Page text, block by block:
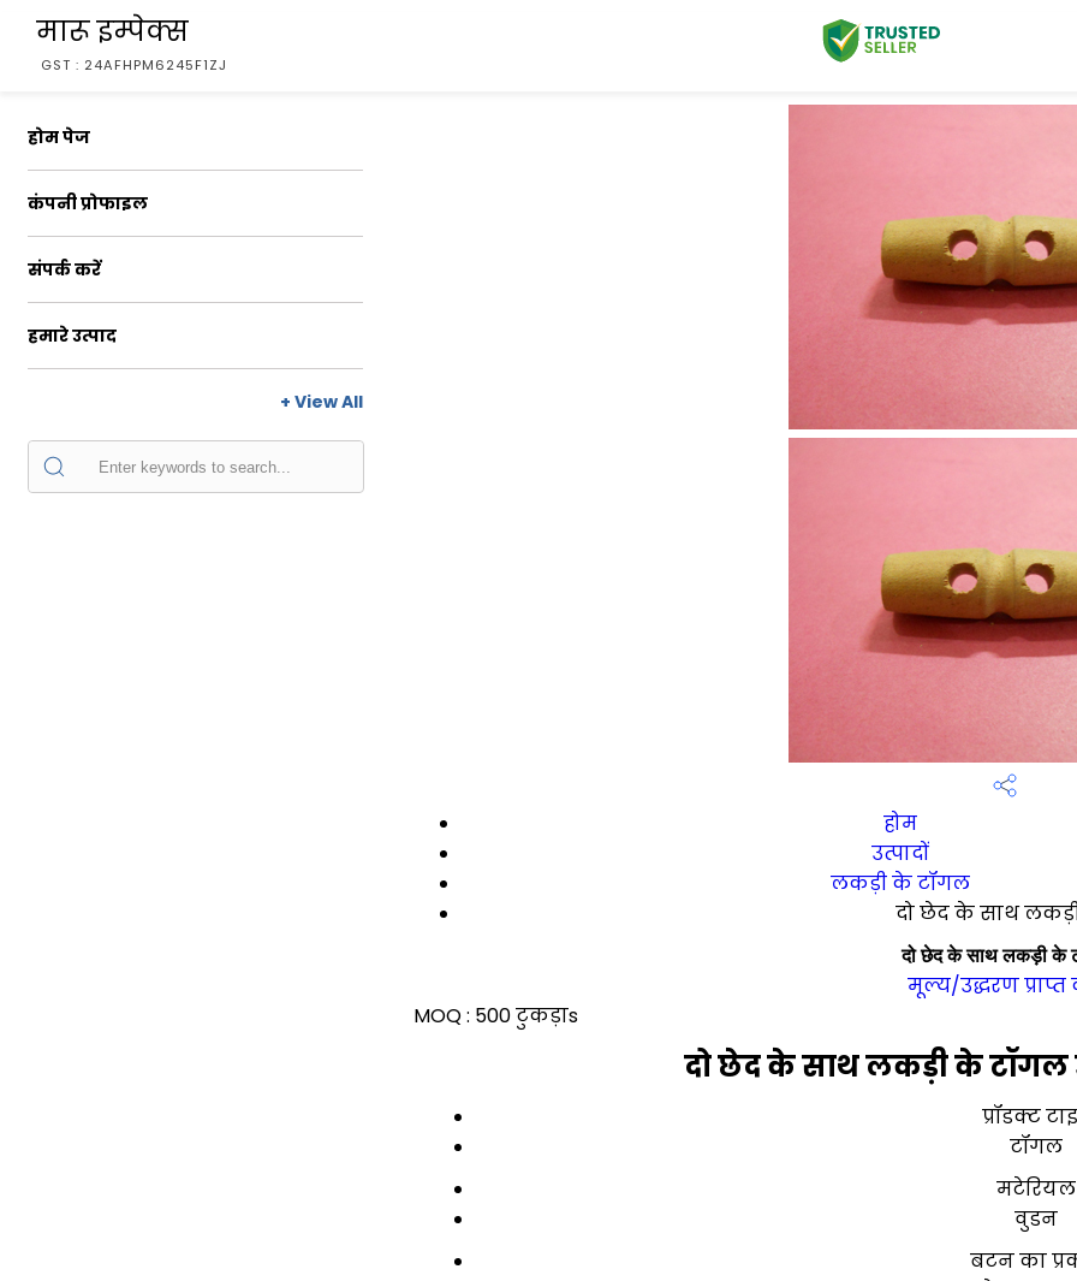
मारू इम्पेक्स
GST : 24AFHPM6245F1ZJ
होम पेज
कंपनी प्रोफाइल
संपर्क करें
हमारे उत्पाद
+ View All
होम
उत्पादों
लकड़ी के टॉगल
दो छेद के साथ
दो छेद के साथ लकड़ी के
मूल्य/उद्धरण
MOQ : 500 टुकड़ाs
दो छेद के साथ लकड़ी के टॉगल
प्रॉडक्ट
टॉगल
मटेरियल
वुडन
बटन का